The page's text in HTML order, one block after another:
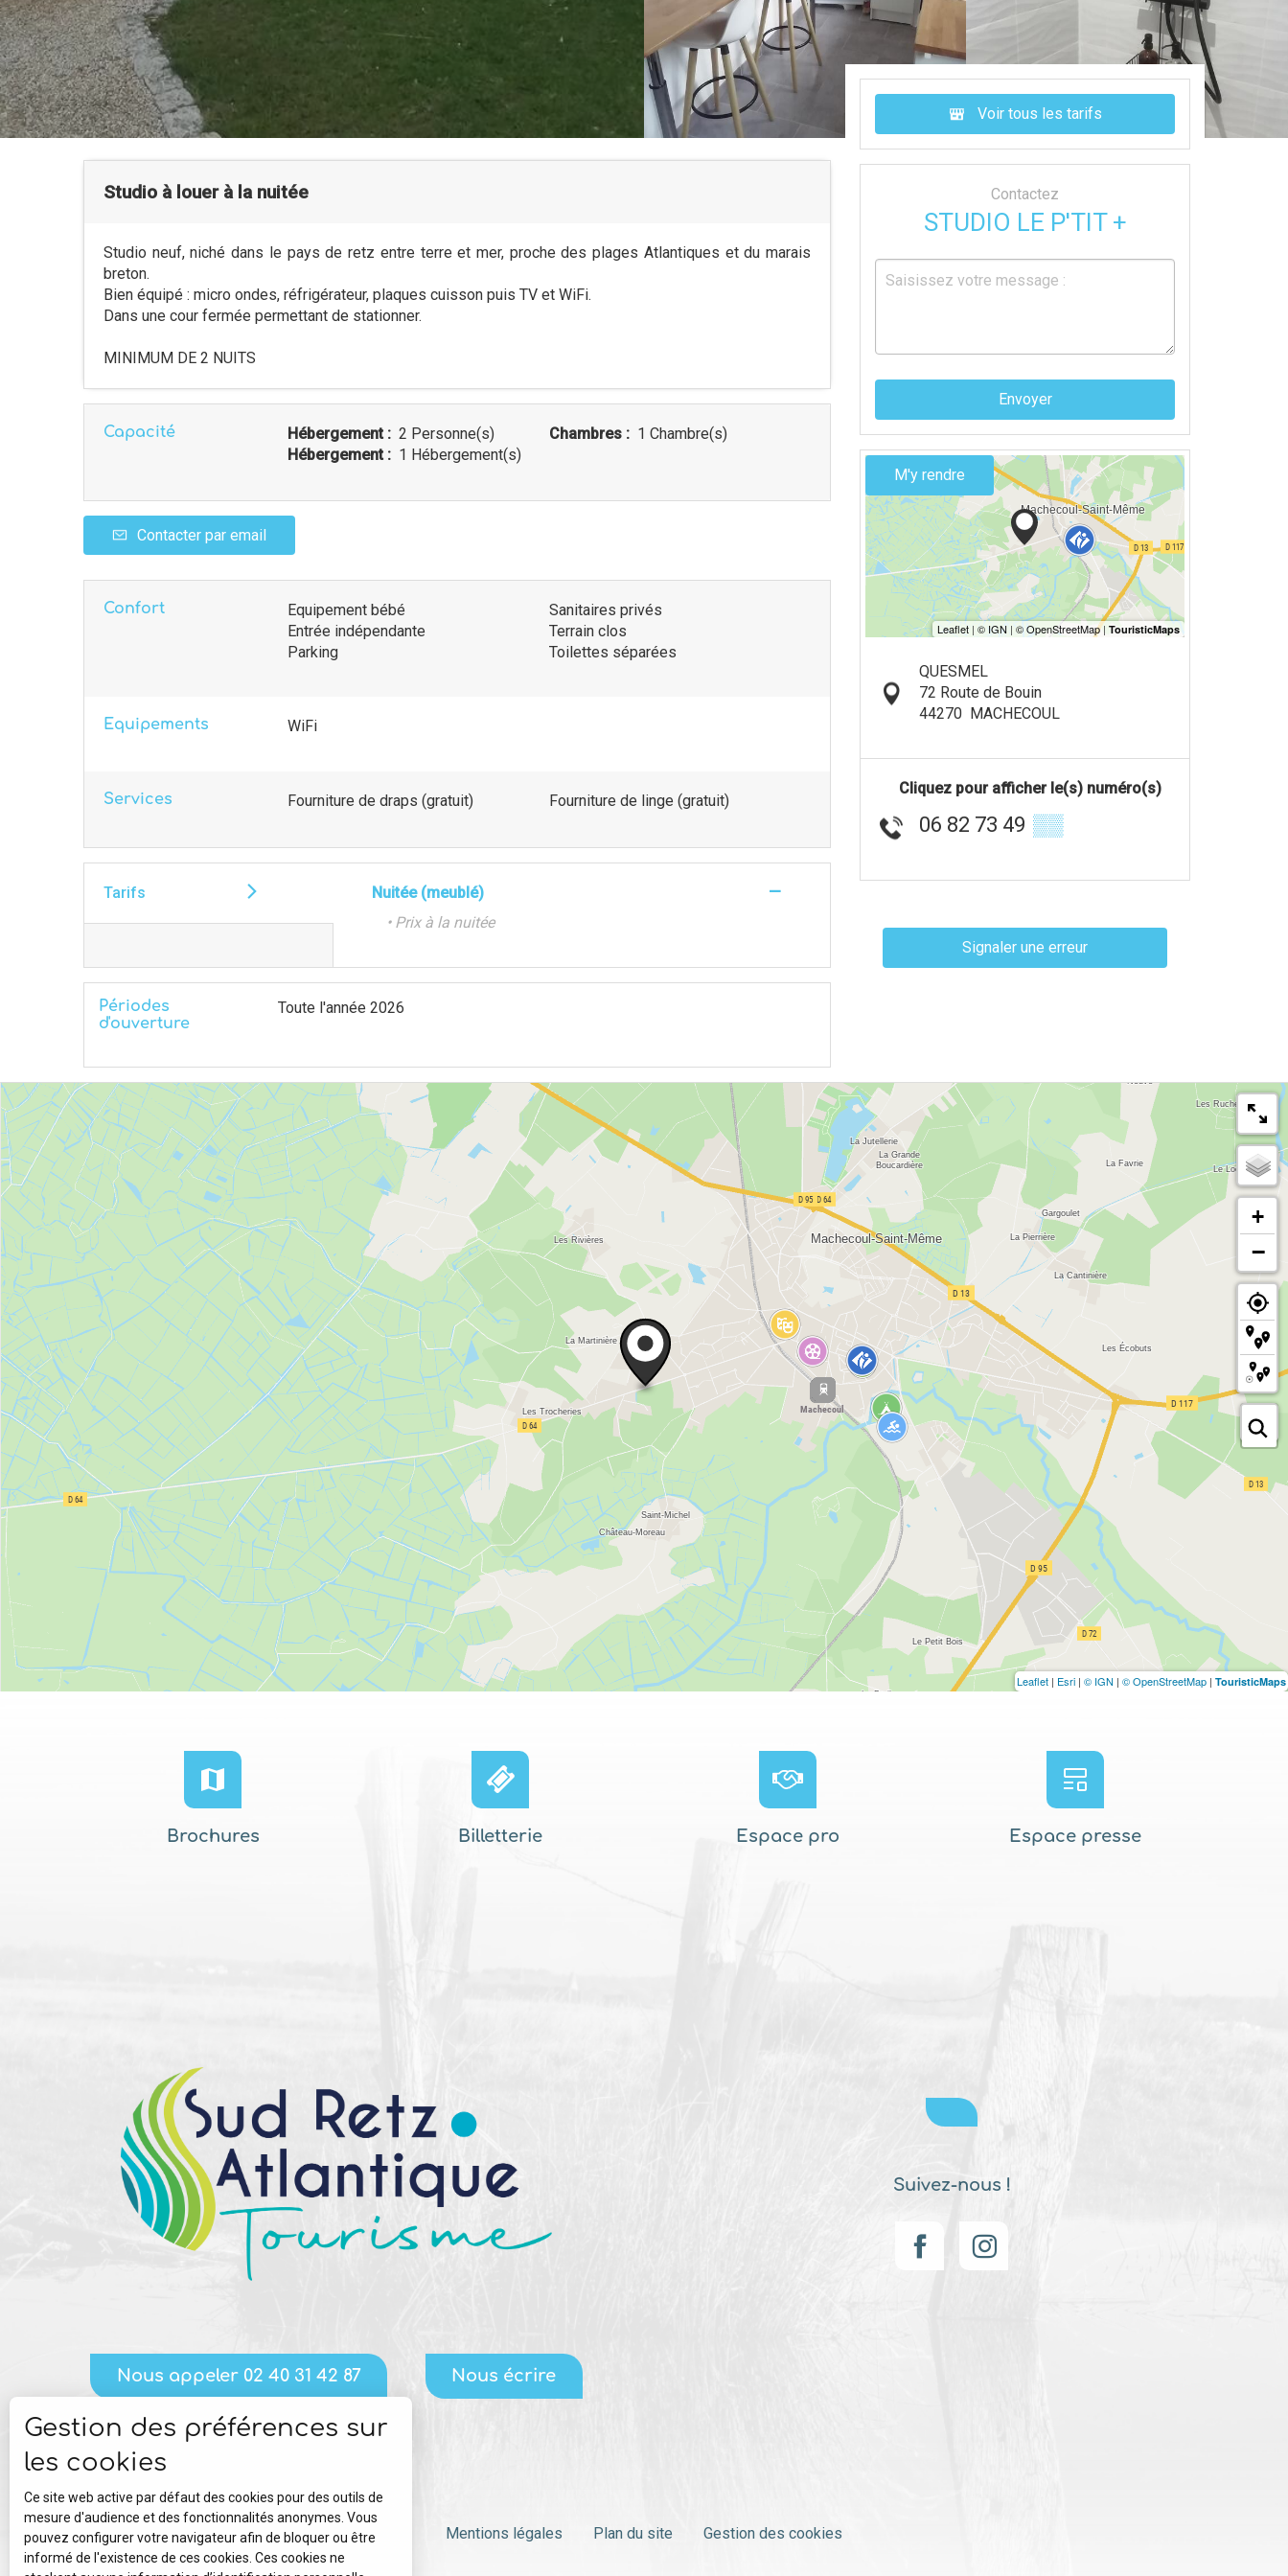
Studio à louer à la nuitée
Studio neuf, niché dans le pays de retz entre terre et mer, proche des plages Atlantiques et du marais
breton.
Bien équipé : micro ondes, réfrigérateur, plaques cuisson puis TV et WiFi.
Dans une cour fermée permettant de stationner.
MINIMUM DE 2 NUITS
Capacité Hébergement : 2 Personne(s) Chambres : 1 Chambre(s)
Hébergement : 1 Hébergement(s)
Contacter par email
Confort
Equipement bébé
Entrée indépendante
Parking
Sanitaires privés
Terrain clos
Toilettes séparées
Equipements WiFi
Services Fourniture de draps (gratuit) Fourniture de linge (gratuit)
Tarifs Nuitée (meublé)
—
• Prix à la nuitée
Périodes
d'ouverture
Toute l'année 2026
Voir tous les tarifs
Contactez
STUDIO LE P'TIT +
Envoyer
M'y rendre
QUESMEL
72 Route de Bouin
44270 MACHECOUL
Cliquez pour afficher le(s) numéro(s)
06 82 73 49 ▒▒
Signaler une erreur
+
−
Leaflet | Esri | © IGN | © OpenStreetMap | TouristicMaps
Brochures Billetterie Espace pro Espace presse
Nous appeler 02 40 31 42 87 Nous écrire
Suivez-nous !
Mentions légales Plan du site Gestion des cookies
Gestion des préférences sur
les cookies
Ce site web active par défaut des cookies pour des outils de
mesure d'audience et des fonctionnalités anonymes. Vous
pouvez configurer votre navigateur afin de bloquer ou être
informé de l'existence de ces cookies. Ces cookies ne